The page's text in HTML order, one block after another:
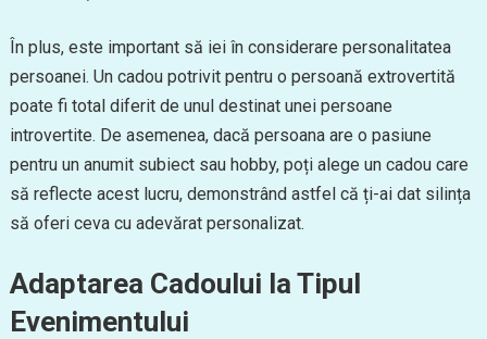
În plus, este important să iei în considerare personalitatea
persoanei. Un cadou potrivit pentru o persoană extrovertită
poate fi total diferit de unul destinat unei persoane
introvertite. De asemenea, dacă persoana are o pasiune
pentru un anumit subiect sau hobby, poți alege un cadou care
să reflecte acest lucru, demonstrând astfel că ți-ai dat silința
să oferi ceva cu adevărat personalizat.
Adaptarea Cadoului la Tipul
Evenimentului